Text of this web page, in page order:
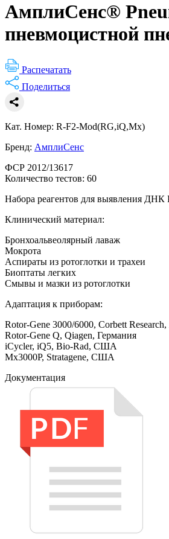
АмплиСенс®
пневмоцистной
Распечатать
Поделиться
Кат. Номер: R-F2-Mod(RG,iQ,Mx)
Бренд: АмплиСенс
ФСР 2012/13617
Количество тестов: 60
Набора реагентов для выявления ДНК
Клинический материал:
Бронхоальвеолярный лаваж
Мокрота
Аспираты из ротоглотки и трахеи
Биоптаты легких
Смывы и мазки из ротоглотки
Адаптация к приборам:
Rotor-Gene 3000/6000, Corbett
Rotor-Gene Q, Qiagen, Германия
iCycler, iQ5, Bio-Rad, США
Mx3000P, Stratagene, США
Документация